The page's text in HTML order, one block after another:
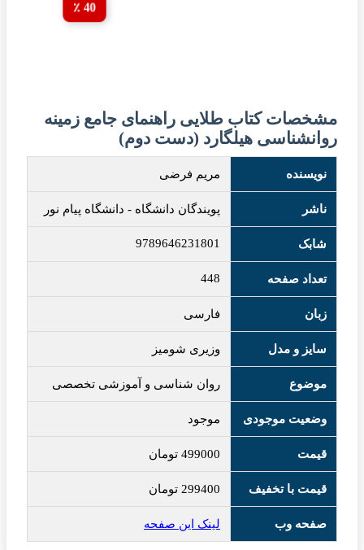
40 ٪
مشخصات کتاب طلایی راهنمای جامع زمینه
روانشناسی هیلگارد (دست دوم)
نویسنده مریم فرضی
ناشر پویندگان دانشگاه - دانشگاه پیام نور
شابک 9789646231801
تعداد صفحه 448
زبان فارسی
سایز و مدل وزیری شومیز
موضوع روان شناسی و آموزشی تخصصی
وضعیت موجودی موجود
قیمت 499000 تومان
قیمت با تخفیف 299400 تومان
صفحه وب لینک این صفحه